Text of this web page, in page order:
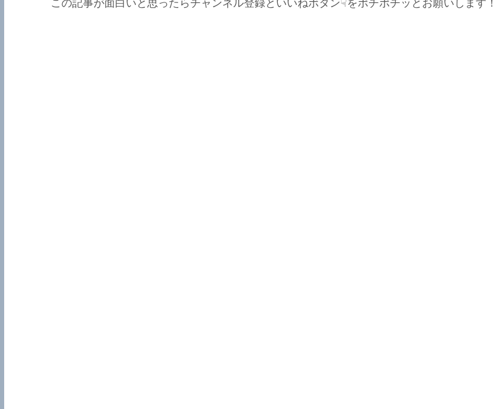
この記事が面白いと思ったらチャンネル登録といいねボタン☟をポチポチッとお願いします！